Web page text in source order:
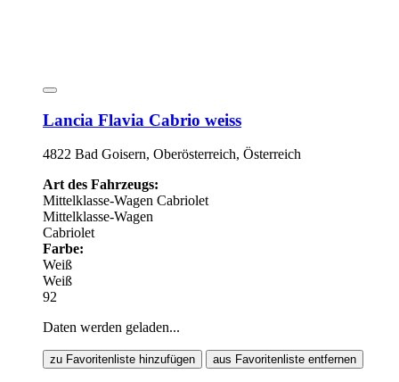
Lancia Flavia Cabrio weiss
4822 Bad Goisern, Oberösterreich, Österreich
Art des Fahrzeugs:
Mittelklasse-Wagen Cabriolet
Mittelklasse-Wagen
Cabriolet
Farbe:
Weiß
Weiß
92
Daten werden geladen...
zu Favoritenliste hinzufügen aus Favoritenliste entfernen